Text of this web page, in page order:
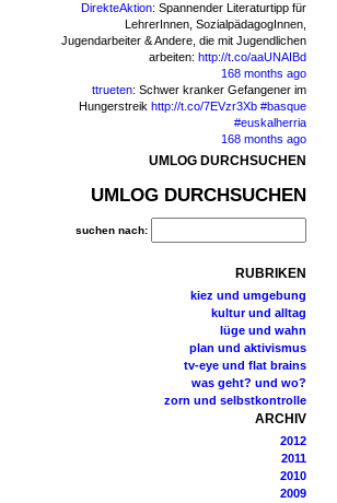
DirekteAktion: Spannender Literaturtipp für
LehrerInnen, SozialpädagogInnen,
Jugendarbeiter & Andere, die mit Jugendlichen
arbeiten: http://t.co/aaUNAIBd
168 months ago
ttrueten: Schwer kranker Gefangener im
Hungerstreik http://t.co/7EVzr3Xb #basque
#euskalherria
168 months ago
UMLOG DURCHSUCHEN
UMLOG DURCHSUCHEN
suchen nach:
RUBRIKEN
kiez und umgebung
kultur und alltag
lüge und wahn
plan und aktivismus
tv-eye und flat brains
was geht? und wo?
zorn und selbstkontrolle
ARCHIV
2012
2011
2010
2009